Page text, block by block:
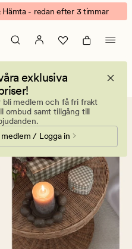
Hämta - redan efter 3 timmar
exklusiva
bli medlem och få fri frakt
ombud samt tillgång till
medlem / Logga in
Kronljus